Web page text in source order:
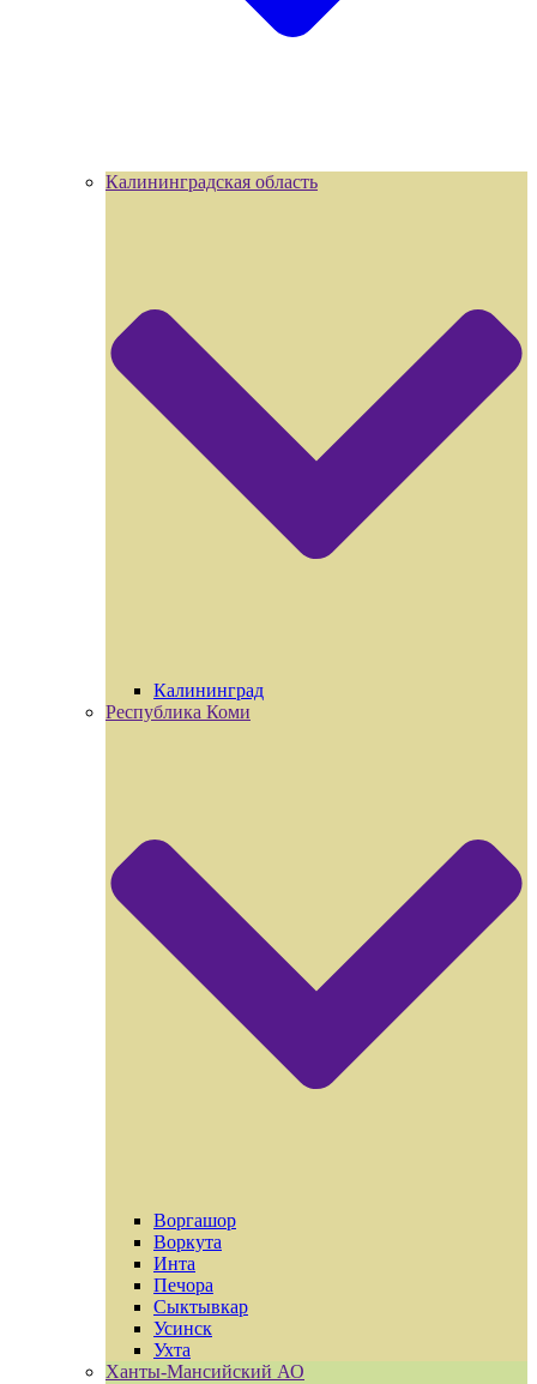
Калининградская область
Калининград
Республика Коми
Воргашор
Воркута
Инта
Печора
Сыктывкар
Усинск
Ухта
Ханты-Мансийский АО